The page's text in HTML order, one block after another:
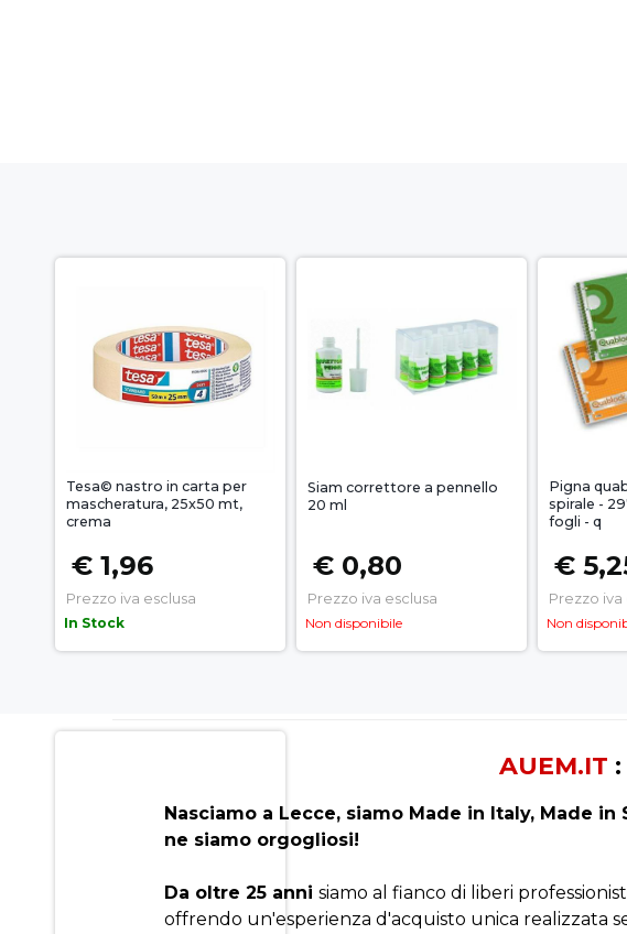
Tesa© nastro in carta per
mascheratura, 25x50 mt,
crema
€ 1,96
Prezzo iva esclusa
In Stock
Siam correttore a pennello
20 ml
€ 0,80
Prezzo iva esclusa
Non disponibile
Pigna
spirale -
fogli - q
€
Prezzo iva
Non
AUEM.IT
Nasciamo a Lecce, siamo Made in Italy, Made in
ne siamo orgogliosi!
Da oltre 25 annisiamo al fianco di liberi
offrendo un'esperienza d'acquisto unica realizzata